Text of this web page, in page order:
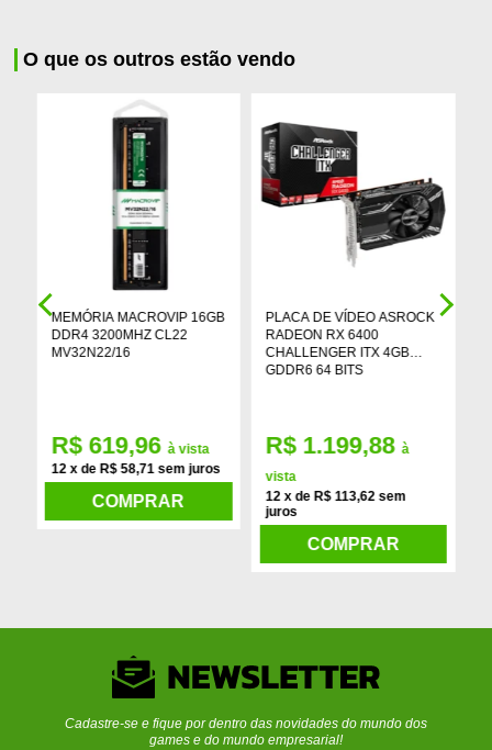
O que os outros estão vendo
MEMÓRIA MACROVIP 16GB
DDR4 3200MHZ CL22
MV32N22/16
R$ 619,96à vista
12 x de R$ 58,71 sem juros
COMPRAR
PLACA DE VÍDEO ASROCK
RADEON RX 6400
CHALLENGER ITX 4GB
GDDR6 64 BITS
R$ 1.199,88à
vista
12 x de R$ 113,62 sem
juros
COMPRAR
Cadastre-se e fique por dentro das novidades do mundo dos
games e do mundo empresarial!